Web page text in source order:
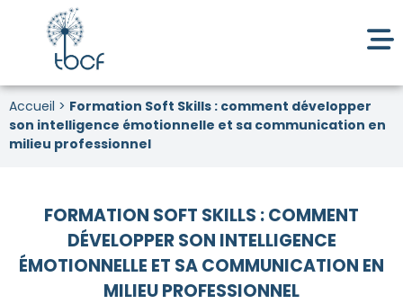
Accueil > Formation Soft Skills : comment développer
son intelligence émotionnelle et sa communication en
milieu professionnel
FORMATION SOFT SKILLS : COMMENT
DÉVELOPPER SON INTELLIGENCE
ÉMOTIONNELLE ET SA COMMUNICATION EN
MILIEU PROFESSIONNEL